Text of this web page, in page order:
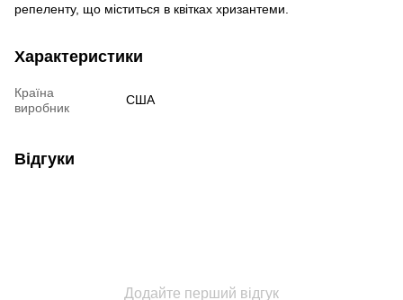
репеленту, що міститься в квітках хризантеми.
Характеристики
Країна
виробник
США
Відгуки
Додайте перший відгук